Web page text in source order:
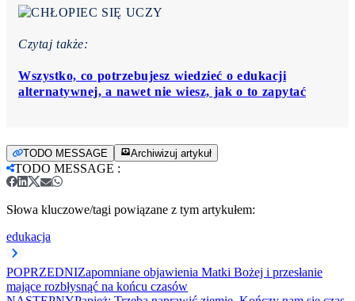
Czytaj także:
Wszystko, co potrzebujesz wiedzieć o edukacji
alternatywnej, a nawet nie wiesz, jak o to zapytać
TODO MESSAGE Archiwizuj artykuł
TODO MESSAGE :
Słowa kluczowe/tagi powiązane z tym artykułem:
edukacja
POPRZEDNIZapomniane objawienia Matki Bożej i przesłanie
mające rozbłysnąć na końcu czasów